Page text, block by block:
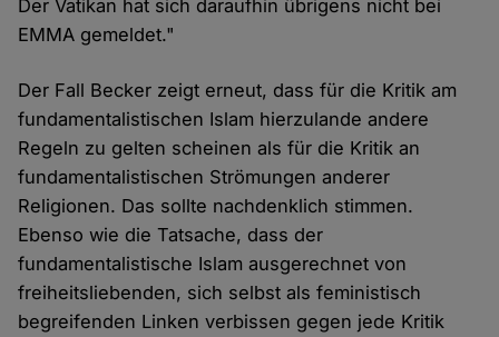
Der Vatikan hat sich daraufhin übrigens nicht bei
EMMA gemeldet."
Der Fall Becker zeigt erneut, dass für die Kritik am
fundamentalistischen Islam hierzulande andere
Regeln zu gelten scheinen als für die Kritik an
fundamentalistischen Strömungen anderer
Religionen. Das sollte nachdenklich stimmen.
Ebenso wie die Tatsache, dass der
fundamentalistische Islam ausgerechnet von
freiheitsliebenden, sich selbst als feministisch
begreifenden Linken verbissen gegen jede Kritik